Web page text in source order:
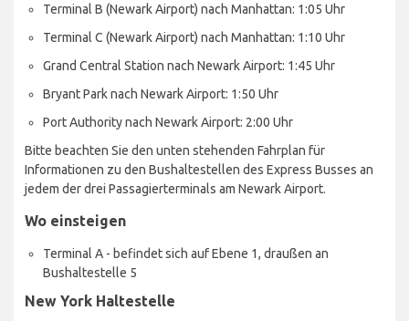
Terminal B (Newark Airport) nach Manhattan: 1:05 Uhr
Terminal C (Newark Airport) nach Manhattan: 1:10 Uhr
Grand Central Station nach Newark Airport: 1:45 Uhr
Bryant Park nach Newark Airport: 1:50 Uhr
Port Authority nach Newark Airport: 2:00 Uhr
Bitte beachten Sie den unten stehenden Fahrplan für
Informationen zu den Bushaltestellen des Express Busses an
jedem der drei Passagierterminals am Newark Airport.
Wo einsteigen
Terminal A - befindet sich auf Ebene 1, draußen an
Bushaltestelle 5
New York Haltestelle